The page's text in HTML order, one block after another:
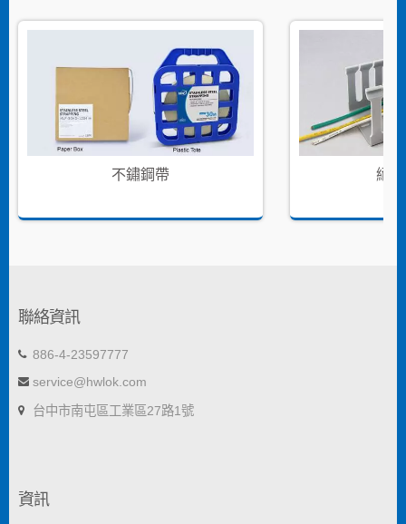
不鏽鋼帶 絕
聯絡資訊
886-4-23597777
service@hwlok.com
台中市南屯區工業區27路1號
資訊